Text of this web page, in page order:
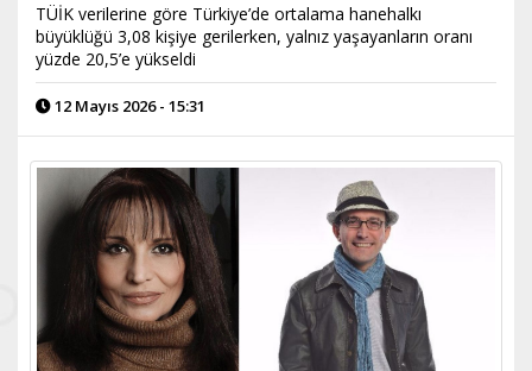
TÜİK verilerine göre Türkiye’de ortalama hanehalkı
büyüklüğü 3,08 kişiye gerilerken, yalnız yaşayanların oranı
yüzde 20,5’e yükseldi
12 Mayıs 2026 - 15:31